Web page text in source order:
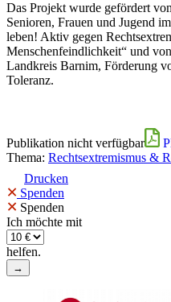
Das Projekt wurde gefördert
Senioren, Frauen und Jugend
leben! Aktiv gegen
Menschenfeindlichkeit“ und
Landkreis Barnim, Förderung
Toleranz.
Publikation nicht verfügbar
Thema: Rechtsextremismus &
Drucken
× Spenden
× Spenden
Ich möchte mit
helfen.